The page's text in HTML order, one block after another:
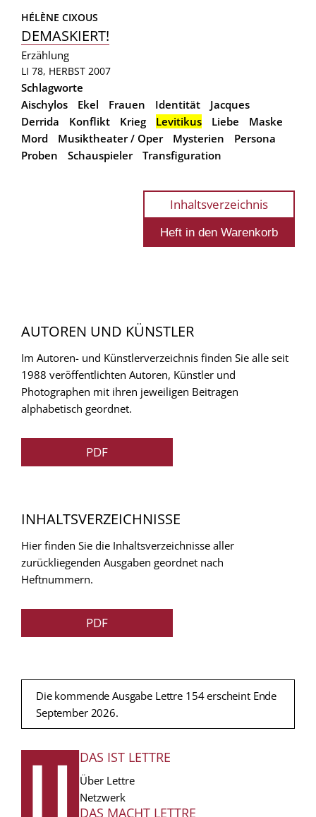
HÉLÈNE CIXOUS
DEMASKIERT!
Erzählung
LI 78, HERBST 2007
Schlagworte
Aischylos
Ekel Frauen Identität
Jacques
Derrida
Konflikt Krieg Levitikus Liebe
Maske
Mord
Musiktheater / Oper Mysterien
Persona
Proben
Schauspieler Transfiguration
Inhaltsverzeichnis
AUTOREN UND KÜNSTLER
Im Autoren- und Künstlerverzeichnis finden Sie alle seit
1988 veröffentlichten Autoren, Künstler und
Photographen mit ihren jeweiligen Beitragen
alphabetisch geordnet.
PDF
INHALTSVERZEICHNISSE
Hier finden Sie die Inhaltsverzeichnisse aller
zurückliegenden Ausgaben geordnet nach
Heftnummern.
PDF
Die kommende Ausgabe Lettre 154 erscheint Ende
September 2026.
FUSSZEILE
DAS IST LETTRE
Über Lettre
Netzwerk
DAS MACHT LETTRE